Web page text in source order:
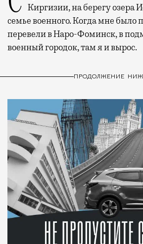
Киргизии, на берегу озера
семье военного. Когда мне было
перевели в Наро-Фоминск, в
военный городок, там я и вырос.
ПРОДОЛЖЕНИЕ